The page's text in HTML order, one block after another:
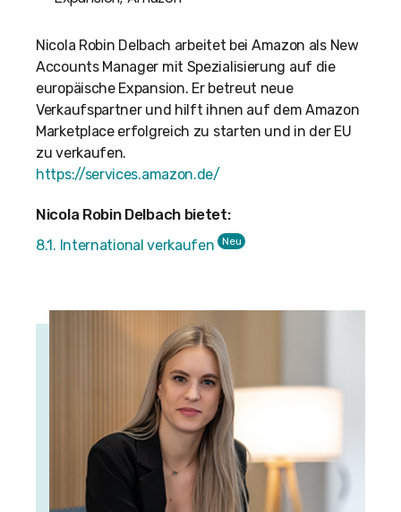
Nicola Robin Delbach arbeitet bei Amazon als New
Accounts Manager mit Spezialisierung auf die
europäische Expansion. Er betreut neue
Verkaufspartner und hilft ihnen auf dem Amazon
Marketplace erfolgreich zu starten und in der EU
zu verkaufen.
https://services.amazon.de/
Nicola Robin Delbach bietet:
8.1. International verkaufen Neu